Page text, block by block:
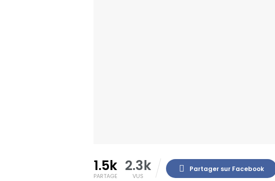
1.5k
PARTAGE
2.3k
VUS
Partager sur Facebook